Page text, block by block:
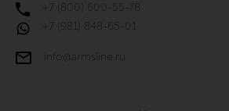
+7 (800) 600-55-78
+7 (981) 848-65-01
info@armsline.ru